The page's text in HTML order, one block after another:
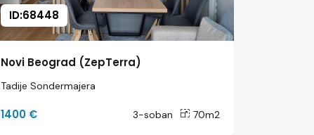
ID:68448
Novi Beograd (ZepTerra)
Tadije Sondermajera
1400 € 3-soban 70m2